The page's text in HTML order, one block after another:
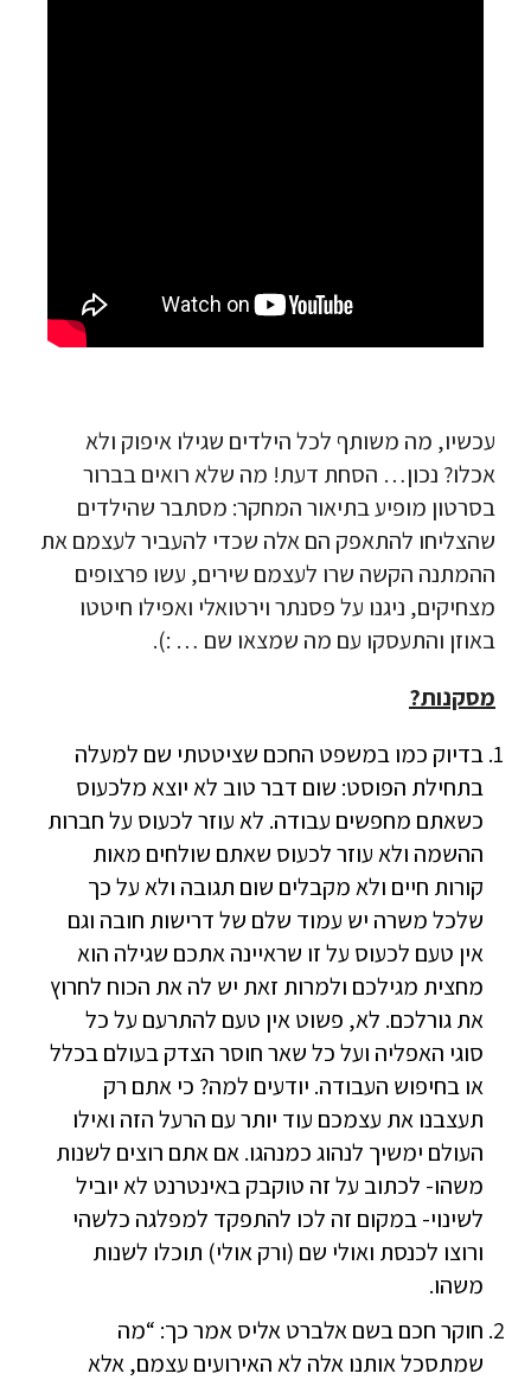
עכשיו, מה משותף לכל הילדים שגילו איפוק ולא
אכלו? נכון… הסחת דעת! מה שלא רואים בברור
בסרטון מופיע בתיאור המחקר: מסתבר שהילדים
שהצליחו להתאפק הם אלה שכדי להעביר לעצמם את
ההמתנה הקשה שרו לעצמם שירים, עשו פרצופים
מצחיקים, ניגנו על פסנתר וירטואלי ואפילו חיטטו
באוזן והתעסקו עם מה שמצאו שם … :).
מסקנות?
בדיוק כמו במשפט החכם שציטטתי שם למעלה
בתחילת הפוסט: שום דבר טוב לא יוצא מלכעוס
כשאתם מחפשים עבודה. לא עוזר לכעוס על חברות
ההשמה ולא עוזר לכעוס שאתם שולחים מאות
קורות חיים ולא מקבלים שום תגובה ולא על כך
שלכל משרה יש עמוד שלם של דרישות חובה וגם
אין טעם לכעוס על זו שראיינה אתכם שגילה הוא
מחצית מגילכם ולמרות זאת יש לה את הכוח לחרוץ
את גורלכם. לא, פשוט אין טעם להתרעם על כל
סוגי האפליה ועל כל שאר חוסר הצדק בעולם בכלל
או בחיפוש העבודה. יודעים למה? כי אתם רק
תעצבנו את עצמכם עוד יותר עם הרעל הזה ואילו
העולם ימשיך לנהוג כמנהגו. אם אתם רוצים לשנות
משהו- לכתוב על זה טוקבק באינטרנט לא יוביל
לשינוי- במקום זה לכו להתפקד למפלגה כלשהי
ורוצו לכנסת ואולי שם (ורק אולי) תוכלו לשנות
משהו.
חוקר חכם בשם אלברט אליס אמר כך: “מה
שמתסכל אותנו אלה לא האירועים עצמם, אלא